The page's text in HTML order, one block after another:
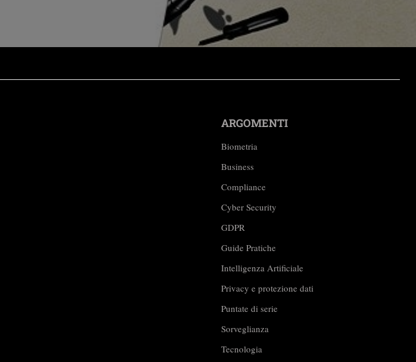
ARGOMENTI
Biometria
Business
Compliance
Cyber Security
GDPR
Guide Pratiche
Intelligenza Artificiale
Privacy e protezione dati
Puntate di serie
Sorveglianza
Tecnologia